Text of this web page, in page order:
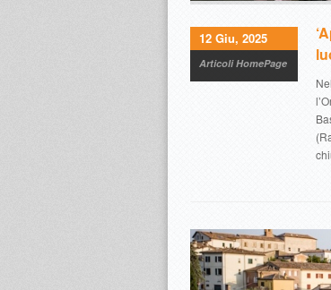
12 Giu, 2025
Articoli HomePage